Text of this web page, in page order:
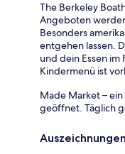
The Berkeley
Angeboten
Besonders
entgehen lassen.
und dein Essen
Kindermenü ist
Made Market –
geöffnet. Täglich